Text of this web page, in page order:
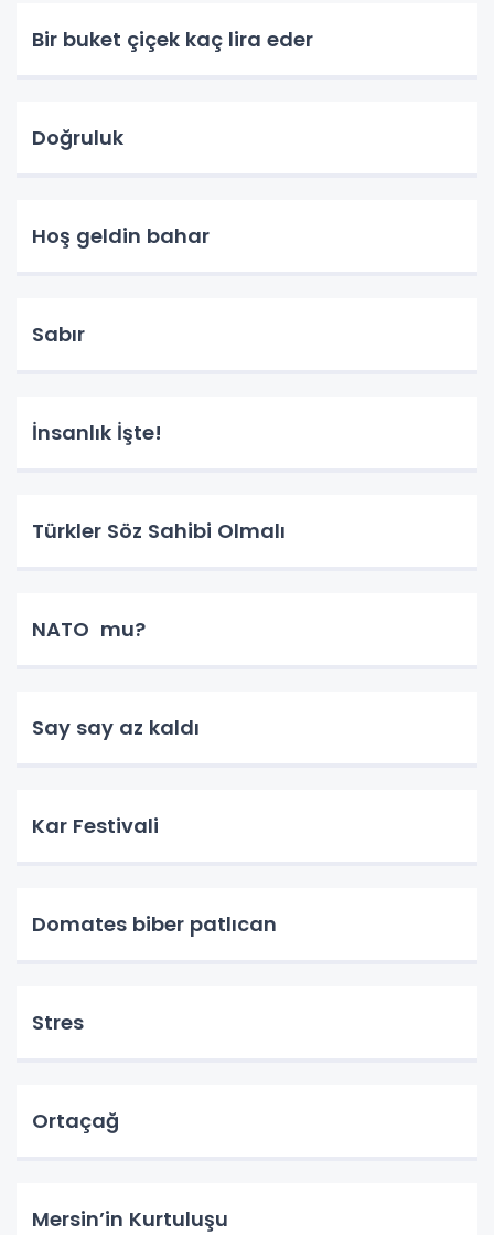
Bir buket çiçek kaç lira eder
Doğruluk
Hoş geldin bahar
Sabır
İnsanlık İşte!
Türkler Söz Sahibi Olmalı
NATO mu?
Say say az kaldı
Kar Festivali
Domates biber patlıcan
Stres
Ortaçağ
Mersin’in Kurtuluşu